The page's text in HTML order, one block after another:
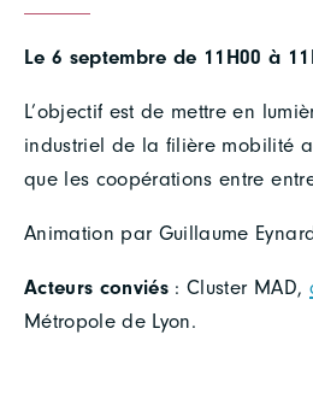
Le 6 septembre de 11H00 à
L’objectif est de mettre en
industriel de la filière mobilité
que les coopérations entre
Animation par Guillaume Eynard
Acteurs conviés : Cluster MAD,
Métropole de Lyon.